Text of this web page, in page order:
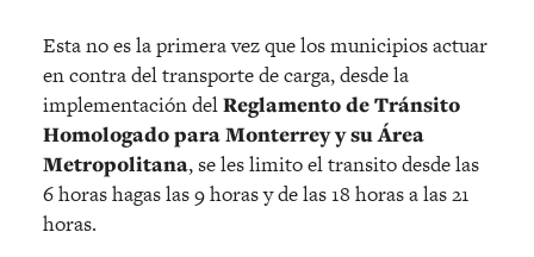
Esta no es la primera vez que los municipios actuar
en contra del transporte de carga, desde la
implementación delReglamento de Tránsito
Homologado para Monterrey y su Área
Metropolitana, se les limito el transito desde las
6 horas hagas las 9 horas y de las 18 horas a las 21
horas.